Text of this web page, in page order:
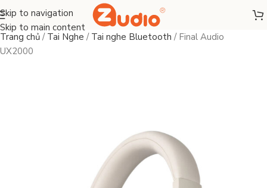
Skip to navigation
Skip to main content
Trang chủ / Tai Nghe / Tai nghe Bluetooth / Final Audio
UX2000